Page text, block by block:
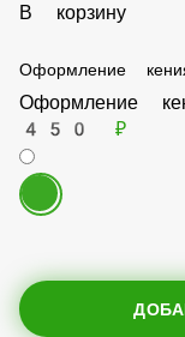
В корзину
Оформление
Оформление
450 ₽